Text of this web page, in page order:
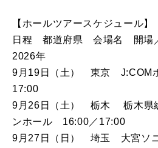
【ホールツアースケジュール】
日程 都道府県 会場名 開場
2026年
9月19日（土） 東京 J:COM
17:00
9月26日（土） 栃木 栃木県
ンホール 16:00／17:00
9月27日（日） 埼玉 大宮ソ